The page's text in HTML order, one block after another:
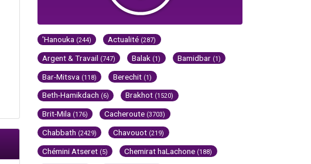
'Hanouka (244) Actualité (287)
Argent & Travail (747) Balak (1) Bamidbar (1)
Bar-Mitsva (118) Berechit (1)
Beth-Hamikdach (6) Brakhot (1520)
Brit-Mila (176) Cacheroute (3703)
Chabbath (2429) Chavouot (219)
Chémini Atseret (5) Chemirat haLachone (188)